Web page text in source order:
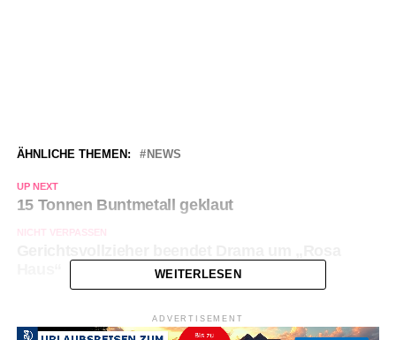
ÄHNLICHE THEMEN: NEWS
UP NEXT
15 Tonnen Buntmetall geklaut
NICHT VERPASSEN
WEITERLESEN
ADVERTISEMENT